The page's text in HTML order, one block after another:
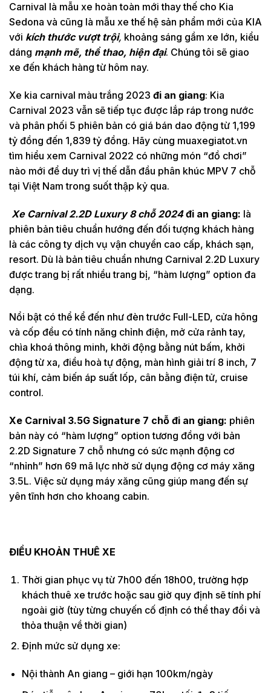
Carnival là mẫu xe hoàn toàn mới thay thế cho Kia
Sedona và cũng là mẫu xe thế hệ sản phẩm mới của KIA
với kích thước vượt trội, khoảng sáng gầm xe lớn, kiểu
dáng mạnh mẽ, thể thao, hiện đại. Chúng tôi sẽ giao
xe đến khách hàng từ hôm nay.
Xe kia carnival màu trắng 2023 đi an giang: Kia
Carnival 2023 vẫn sẽ tiếp tục được lắp ráp trong nước
và phân phối 5 phiên bản có giá bán dao động từ 1,199
tỷ đồng đến 1,839 tỷ đồng. Hãy cùng muaxegiatot.vn
tìm hiểu xem Carnival 2022 có những món “đồ chơi”
nào mới để duy trì vị thế dẫn đầu phân khúc MPV 7 chỗ
tại Việt Nam trong suốt thập kỷ qua.
Xe Carnival 2.2D Luxury 8 chỗ 2024đi an giang: là
phiên bản tiêu chuẩn hướng đến đối tượng khách hàng
là các công ty dịch vụ vận chuyển cao cấp, khách sạn,
resort. Dù là bản tiêu chuẩn nhưng Carnival 2.2D Luxury
được trang bị rất nhiều trang bị, “hàm lượng” option đa
dạng.
Nổi bật có thể kể đến như đèn trước Full-LED, cửa hông
và cốp đều có tính năng chỉnh điện, mở cửa rảnh tay,
chìa khoá thông minh, khởi động bằng nút bấm, khởi
động từ xa, điều hoà tự động, màn hình giải trí 8 inch, 7
túi khí, cảm biến áp suất lốp, cân bằng điện tử, cruise
control.
Xe Carnival 3.5G Signature 7 chỗ đi an giang: phiên
bản này có “hàm lượng” option tương đồng với bản
2.2D Signature 7 chỗ nhưng có sức mạnh động cơ
“nhỉnh” hơn 69 mã lực nhờ sử dụng động cơ máy xăng
3.5L. Việc sử dụng máy xăng cũng giúp mang đến sự
yên tĩnh hơn cho khoang cabin.
ĐIỀU KHOẢN THUÊ XE
Thời gian phục vụ từ 7h00 đến 18h00, trường hợp
khách thuê xe trước hoặc sau giờ quy định sẽ tính phí
ngoài giờ (tùy từng chuyến cố định có thể thay đổi và
thỏa thuận về thời gian)
Định mức sử dụng xe:
Nội thành An giang – giới hạn 100km/ngày